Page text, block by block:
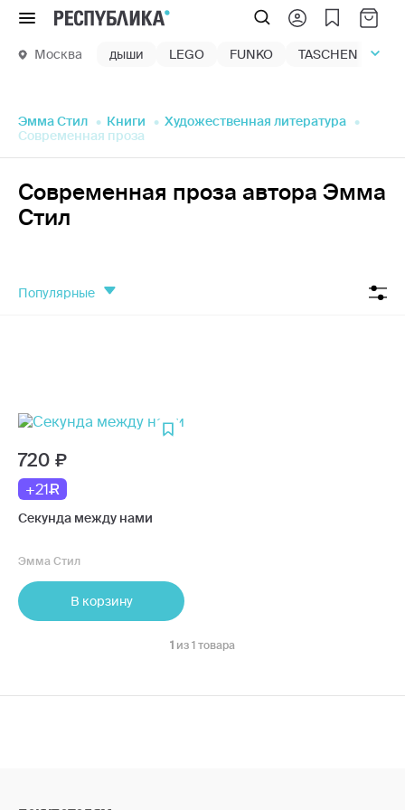
Меню
Москва дыши LEGO FUNKO TASCHEN
Эмма Стил Книги
Художественная литература
Современная проза
Современная проза автора Эмма
Стил
популярные
720
+21
Секунда между нами
Эмма Стил
В корзину
1 из 1 товара